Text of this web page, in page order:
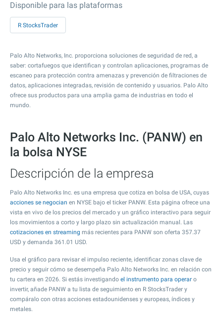
Disponible para las plataformas
R StocksTrader
Palo Alto Networks, Inc. proporciona soluciones de seguridad de red, a
saber: cortafuegos que identifican y controlan aplicaciones, programas de
escaneo para protección contra amenazas y prevención de filtraciones de
datos, aplicaciones integradas, revisión de contenido y usuarios. Palo Alto
ofrece sus productos para una amplia gama de industrias en todo el
mundo.
Palo Alto Networks Inc. (PANW) en
la bolsa NYSE
Descripción de la empresa
Palo Alto Networks Inc. es una empresa que cotiza en bolsa de USA, cuyas
acciones se negocian en NYSE bajo el ticker PANW. Esta página ofrece una
vista en vivo de los precios del mercado y un gráfico interactivo para seguir
los movimientos a corto y largo plazo sin actualización manual. Las
cotizaciones en streaming más recientes para PANW son oferta 357.37
USD y demanda 361.01 USD.
Usa el gráfico para revisar el impulso reciente, identificar zonas clave de
precio y seguir cómo se desempeña Palo Alto Networks Inc. en relación con
tu cartera en 2026. Si estás investigando el instrumento para operar o
invertir, añade PANW a tu lista de seguimiento en R StocksTrader y
compáralo con otras acciones estadounidenses y europeas, índices y
metales.